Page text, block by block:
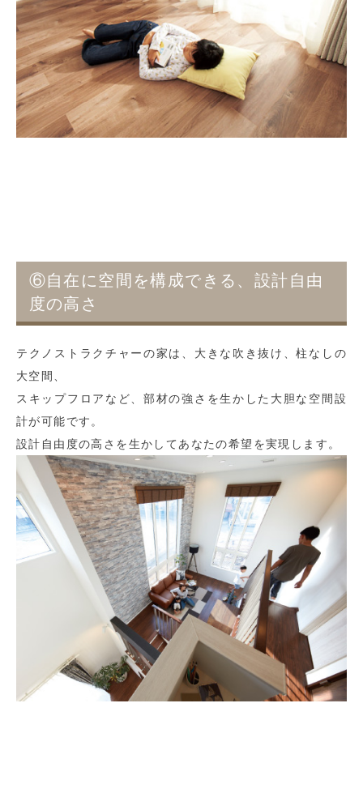
⑥自在に空間を構成できる、設計自由
度の高さ
テクノストラクチャーの家は、大きな吹き抜け、柱なしの
大空間、
スキップフロアなど、部材の強さを生かした大胆な空間設
計が可能です。
設計自由度の高さを生かしてあなたの希望を実現します。